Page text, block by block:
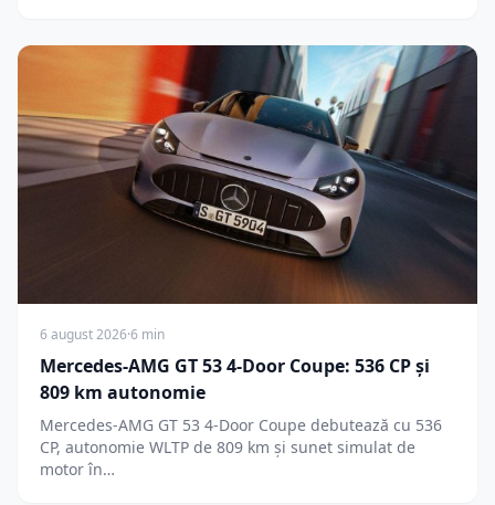
6 august 2026·6 min
Mercedes-AMG GT 53 4-Door Coupe: 536 CP și
809 km autonomie
Mercedes-AMG GT 53 4-Door Coupe debutează cu 536
CP, autonomie WLTP de 809 km și sunet simulat de
motor în…